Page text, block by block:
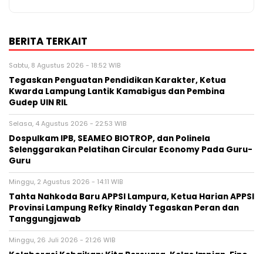
BERITA TERKAIT
Sabtu, 8 Agustus 2026 - 18:52 WIB
Tegaskan Penguatan Pendidikan Karakter, Ketua
Kwarda Lampung Lantik Kamabigus dan Pembina
Gudep UIN RIL
Selasa, 4 Agustus 2026 - 22:53 WIB
Dospulkam IPB, SEAMEO BIOTROP, dan Polinela
Selenggarakan Pelatihan Circular Economy Pada Guru-
Guru
Minggu, 2 Agustus 2026 - 14:11 WIB
Tahta Nahkoda Baru APPSI Lampura, Ketua Harian APPSI
Provinsi Lampung Refky Rinaldy Tegaskan Peran dan
Tanggungjawab
Minggu, 26 Juli 2026 - 21:26 WIB